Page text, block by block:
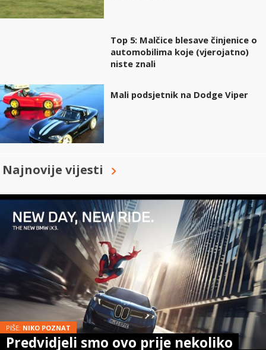
Top 5: Malčice blesave činjenice o
automobilima koje (vjerojatno)
niste znali
Mali podsjetnik na Dodge Viper
Najnovije vijesti
PIŠE: NIKO POZNAT
Predvidjeli smo ovo prije nekoliko